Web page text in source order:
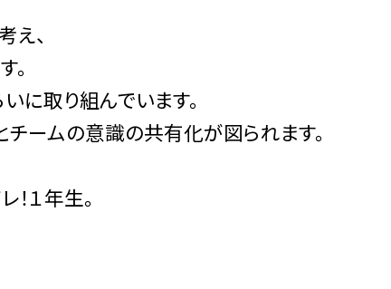
、
に取り組んでいます。
ームの意識の共有化が図られます。
１年生。